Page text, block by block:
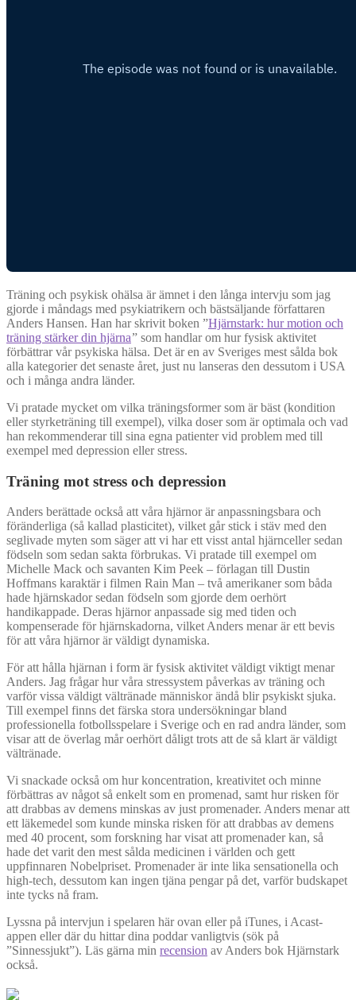
Träning och psykisk ohälsa är ämnet i den långa intervju som jag
gjorde i måndags med psykiatrikern och bästsäljande författaren
Anders Hansen. Han har skrivit boken ”Hjärnstark: hur motion och
träning stärker din hjärna” som handlar om hur fysisk aktivitet
förbättrar vår psykiska hälsa. Det är en av Sveriges mest sålda bok
alla kategorier det senaste året, just nu lanseras den dessutom i USA
och i många andra länder.
Vi pratade mycket om vilka träningsformer som är bäst (kondition
eller styrketräning till exempel), vilka doser som är optimala och vad
han rekommenderar till sina egna patienter vid problem med till
exempel med depression eller stress.
Träning mot stress och depression
Anders berättade också att våra hjärnor är anpassningsbara och
föränderliga (så kallad plasticitet), vilket går stick i stäv med den
seglivade myten som säger att vi har ett visst antal hjärnceller sedan
födseln som sedan sakta förbrukas. Vi pratade till exempel om
Michelle Mack och savanten Kim Peek – förlagan till Dustin
Hoffmans karaktär i filmen Rain Man – två amerikaner som båda
hade hjärnskador sedan födseln som gjorde dem oerhört
handikappade. Deras hjärnor anpassade sig med tiden och
kompenserade för hjärnskadorna, vilket Anders menar är ett bevis
för att våra hjärnor är väldigt dynamiska.
För att hålla hjärnan i form är fysisk aktivitet väldigt viktigt menar
Anders. Jag frågar hur våra stressystem påverkas av träning och
varför vissa väldigt vältränade människor ändå blir psykiskt sjuka.
Till exempel finns det färska stora undersökningar bland
professionella fotbollsspelare i Sverige och en rad andra länder, som
visar att de överlag mår oerhört dåligt trots att de så klart är väldigt
vältränade.
Vi snackade också om hur koncentration, kreativitet och minne
förbättras av något så enkelt som en promenad, samt hur risken för
att drabbas av demens minskas av just promenader. Anders menar att
ett läkemedel som kunde minska risken för att drabbas av demens
med 40 procent, som forskning har visat att promenader kan, så
hade det varit den mest sålda medicinen i världen och gett
uppfinnaren Nobelpriset. Promenader är inte lika sensationella och
high-tech, dessutom kan ingen tjäna pengar på det, varför budskapet
inte tycks nå fram.
Lyssna på intervjun i spelaren här ovan eller på iTunes, i Acast-
appen eller där du hittar dina poddar vanligtvis (sök på
”Sinnessjukt”). Läs gärna min recension av Anders bok Hjärnstark
också.